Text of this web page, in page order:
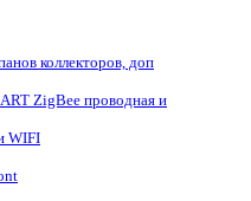
коллекторов, доп
ZigBee проводная и
WIFI